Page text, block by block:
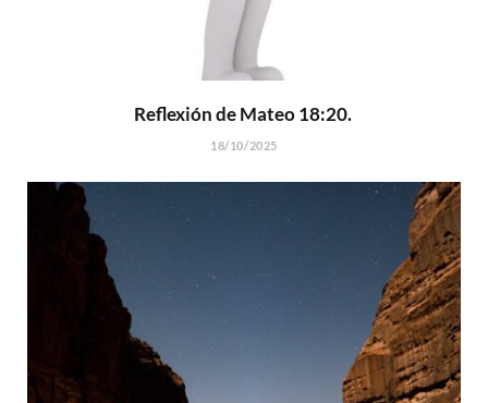
Reflexión de Mateo 18:20.
18/10/2025